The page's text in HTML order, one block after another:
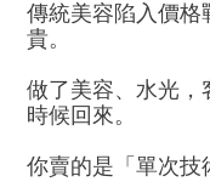
傳統美容陷入價格
貴。
做了美容、水光，
時候回來。
你賣的是「單次技